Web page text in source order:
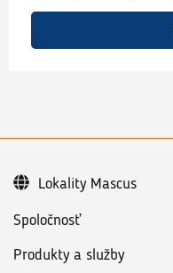
Spoločnosť
Produkty a služby
Lokality Mascus